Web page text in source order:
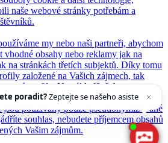
naše webové stránky potřebám a
my nebo naši partneři, abychom
obsahy nebo reklamy jak na
na stránkách třetích subjektů. Díky tomu
založené na Vašich zájmech, tak
profily. Na základě těchto
možná bezprostřední identifikace
jsou používány pouze pseudonymizované
souhlas, nebudete příjemcem obsahů
Vašim zájmům.
Zeptejte se našeho asistenta